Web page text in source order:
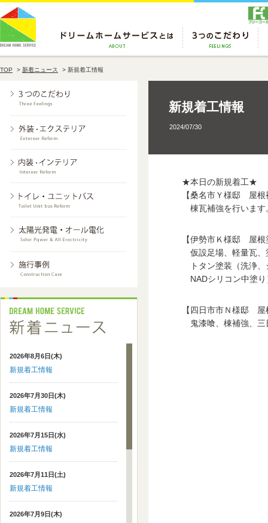
TOP > 新着ニュース > 新規着工情報
2026年8月6日(木)
新規着工情報
2026年7月30日(木)
新規着工情報
2026年7月15日(水)
新規着工情報
2026年7月11日(土)
新規着工情報
2026年7月9日(木)
新規着工情報
2024/07/30
★本日の新規着工★
【桑名市Ｙ様邸 屋根
棟瓦補強を行います
【伊勢市Ｋ様邸 屋根
仮設足場、軽量瓦、
トタン塗装（洗浄、
NADシリコン中塗り
【四日市市Ｎ様邸
鬼漆喰、棟補強、三